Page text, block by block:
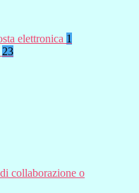
elettronica 1
23
collaborazione o